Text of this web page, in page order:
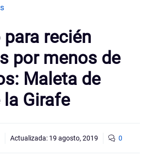
para recién
por menos de
Maleta de
la Girafe
Actualizada: 19 agosto, 2019 0